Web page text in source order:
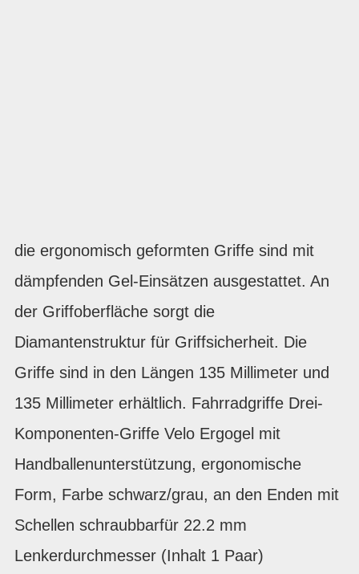
die ergonomisch geformten Griffe sind mit
dämpfenden Gel-Einsätzen ausgestattet. An
der Griffoberfläche sorgt die
Diamantenstruktur für Griffsicherheit. Die
Griffe sind in den Längen 135 Millimeter und
135 Millimeter erhältlich. Fahrradgriffe Drei-
Komponenten-Griffe Velo Ergogel mit
Handballenunterstützung, ergonomische
Form, Farbe schwarz/grau, an den Enden mit
Schellen schraubbarfür 22.2 mm
Lenkerdurchmesser (Inhalt 1 Paar)